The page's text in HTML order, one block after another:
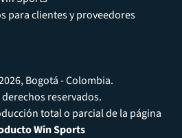
para clientes y proveedores
Bogotá - Colombia.
reservados.
total o parcial de la página
Win Sports